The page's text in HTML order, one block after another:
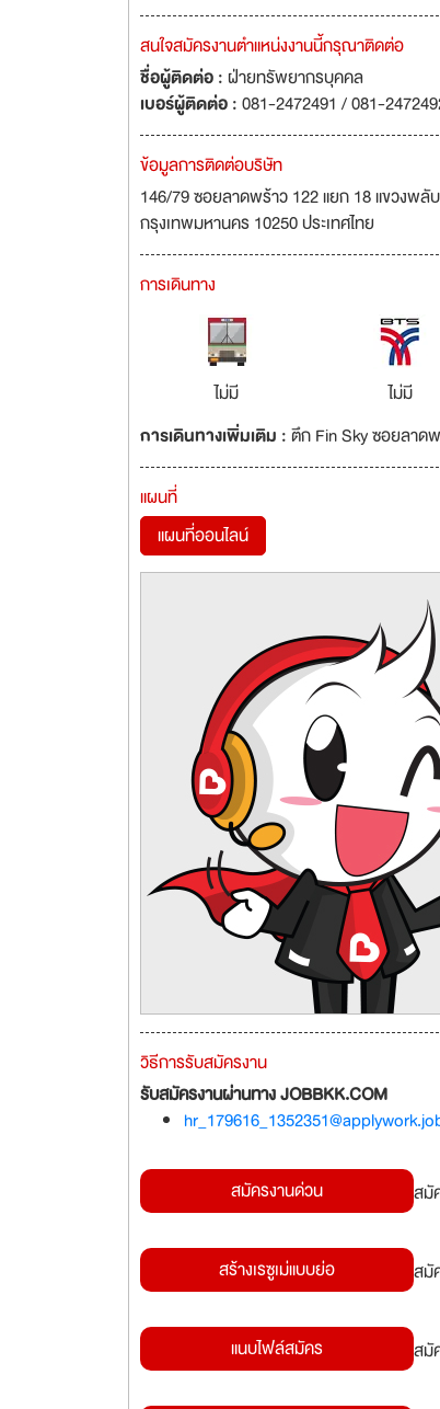
สนใจสมัครงานตำแหน่งงานนี้กรุณาติดต่อ
ชื่อผู้ติดต่อ :ฝ่ายทรัพยากรบุคคล
เบอร์ผู้ติดต่อ :081-2472491 / 081-
ข้อมูลการติดต่อบริษัท
146/79 ซอยลาดพร้าว 122 แยก 18 แขวงพลั
กรุงเทพมหานคร 10250 ประเทศไทย
การเดินทาง
ไม่มี ไม่มี
การเดินทางเพิ่มเติม :ตึก Fin Sky ซอยลาด
แผนที่
แผนที่ออนไลน์
วิธีการรับสมัครงาน
รับสมัครงานผ่านทาง JOBBKK.COM
สมัครงานด่วน สมั
สร้างเรซูเม่แบบย่อ สมั
แนบไฟล์สมัคร สมั